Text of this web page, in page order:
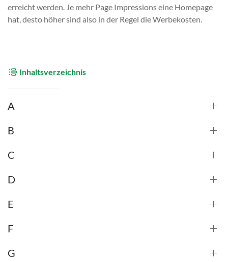
Inhaltsverzeichnis
A
B
C
D
E
F
G
erreicht werden. Je mehr Page Impressions eine Homepage
hat, desto höher sind also in der Regel die Werbekosten.